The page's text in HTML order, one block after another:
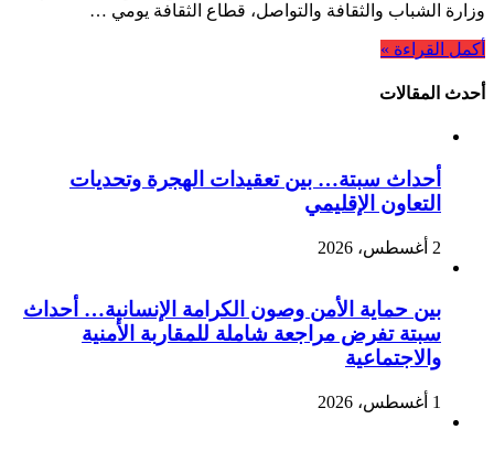
وزارة الشباب والثقافة والتواصل، قطاع الثقافة يومي …
أكمل القراءة »
أحدث المقالات
أحداث سبتة… بين تعقيدات الهجرة وتحديات
التعاون الإقليمي
2 أغسطس، 2026
بين حماية الأمن وصون الكرامة الإنسانية… أحداث
سبتة تفرض مراجعة شاملة للمقاربة الأمنية
والاجتماعية
1 أغسطس، 2026